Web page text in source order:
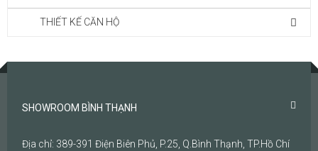
THIẾT KẾ CĂN HỘ
SHOWROOM BÌNH THẠNH
Địa chỉ: 389-391 Điện Biên Phủ, P.25, Q.Bình Thạnh, TP.Hồ Chí